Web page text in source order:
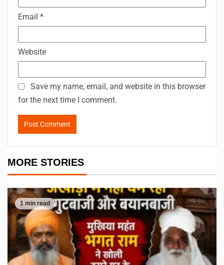
Email *
Website
Save my name, email, and website in this browser
for the next time I comment.
MORE STORIES
1 min read